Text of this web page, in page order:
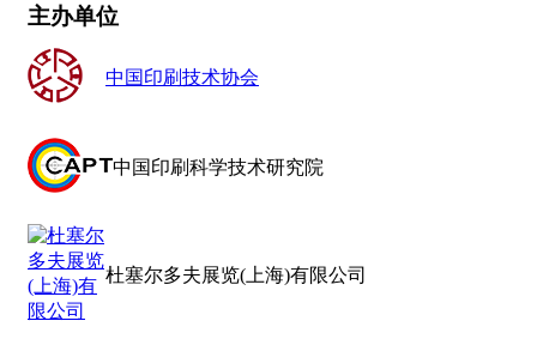
主办单位
中国印刷技术协会
中国印刷科学技术研究院
杜塞尔多夫展览(上海)有限公司